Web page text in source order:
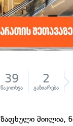
39
წაკითხვა
2
გაზიარება
ზაფხული მიილია,